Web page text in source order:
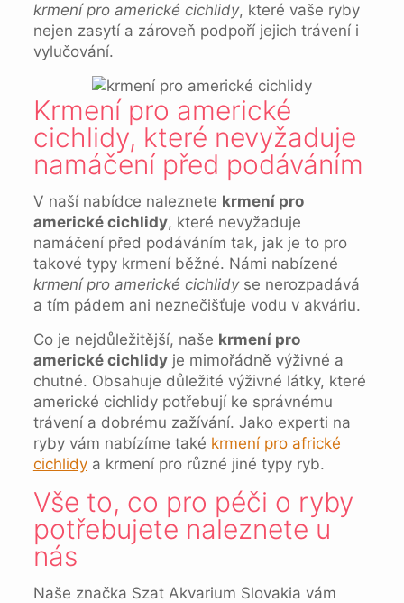
krmení pro americké cichlidy, které vaše ryby
nejen zasytí a zároveň podpoří jejich trávení i
vylučování.
Krmení pro americké
cichlidy, které nevyžaduje
namáčení před podáváním
V naší nabídce naleznete krmení pro
americké cichlidy, které nevyžaduje
namáčení před podáváním tak, jak je to pro
takové typy krmení běžné. Námi nabízené
krmení pro americké cichlidyse nerozpadává
a tím pádem ani neznečišťuje vodu v akváriu.
Co je nejdůležitější, naše krmení pro
americké cichlidyje mimořádně výživné a
chutné. Obsahuje důležité výživné látky, které
americké cichlidy potřebují ke správnému
trávení a dobrému zažívání. Jako experti na
ryby vám nabízíme také krmení pro africké
cichlidya krmení pro různé jiné typy ryb.
Vše to, co pro péči o ryby
potřebujete naleznete u
nás
Naše značka Szat Akvarium Slovakia vám